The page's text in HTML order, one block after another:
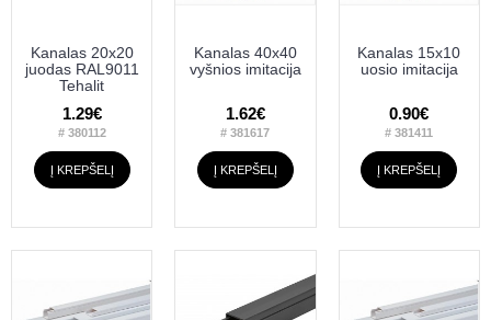
Kanalas 20x20
juodas RAL9011
Tehalit
1.29€
# 380112
Į KREPŠELĮ
Kanalas 40x40
vyšnios imitacija
1.62€
# 381617
Į KREPŠELĮ
Kanalas 15x10
uosio imitacija
0.90€
# 381411
Į KREPŠELĮ